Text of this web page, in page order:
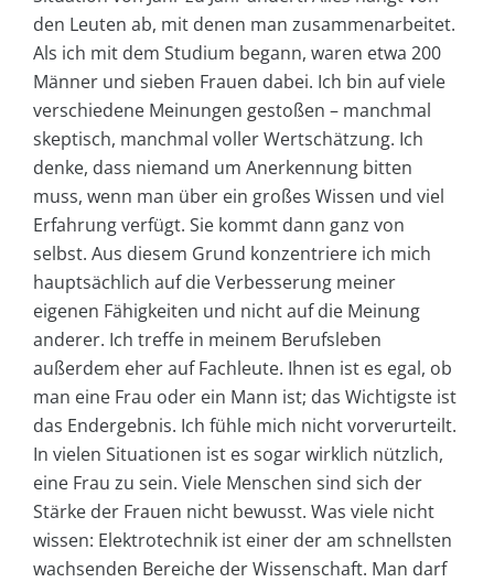
den Leuten ab, mit denen man zusammenarbeitet.
Als ich mit dem Studium begann, waren etwa 200
Männer und sieben Frauen dabei. Ich bin auf viele
verschiedene Meinungen gestoßen – manchmal
skeptisch, manchmal voller Wertschätzung. Ich
denke, dass niemand um Anerkennung bitten
muss, wenn man über ein großes Wissen und viel
Erfahrung verfügt. Sie kommt dann ganz von
selbst. Aus diesem Grund konzentriere ich mich
hauptsächlich auf die Verbesserung meiner
eigenen Fähigkeiten und nicht auf die Meinung
anderer. Ich treffe in meinem Berufsleben
außerdem eher auf Fachleute. Ihnen ist es egal, ob
man eine Frau oder ein Mann ist; das Wichtigste ist
das Endergebnis. Ich fühle mich nicht vorverurteilt.
In vielen Situationen ist es sogar wirklich nützlich,
eine Frau zu sein. Viele Menschen sind sich der
Stärke der Frauen nicht bewusst. Was viele nicht
wissen: Elektrotechnik ist einer der am schnellsten
wachsenden Bereiche der Wissenschaft. Man darf